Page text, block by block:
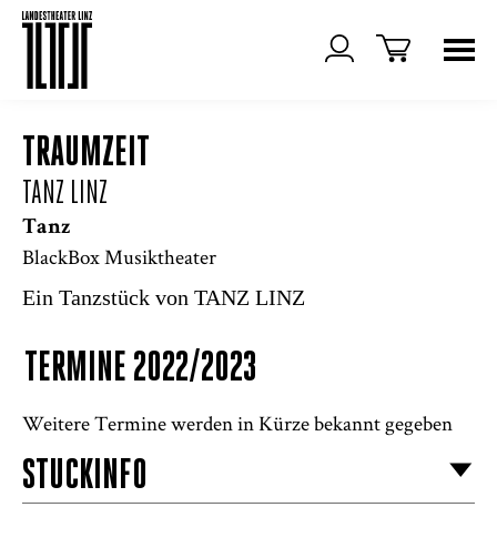
TRAUMZEIT
TANZ LINZ
Tanz
BlackBox Musiktheater
Ein Tanzstück von TANZ LINZ
TERMINE 2022/2023
Weitere Termine werden in Kürze bekannt gegeben
STÜCKINFO